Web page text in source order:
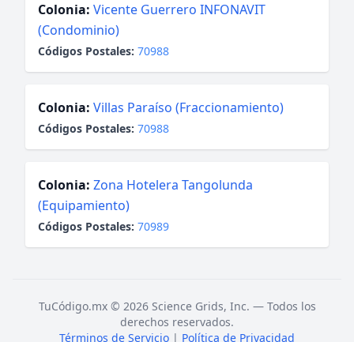
Colonia: Vicente Guerrero INFONAVIT
(Condominio)
Códigos Postales: 70988
Colonia: Villas Paraíso (Fraccionamiento)
Códigos Postales: 70988
Colonia: Zona Hotelera Tangolunda
(Equipamiento)
Códigos Postales: 70989
TuCódigo.mx © 2026 Science Grids, Inc. — Todos los
derechos reservados.
Términos de Servicio | Política de Privacidad